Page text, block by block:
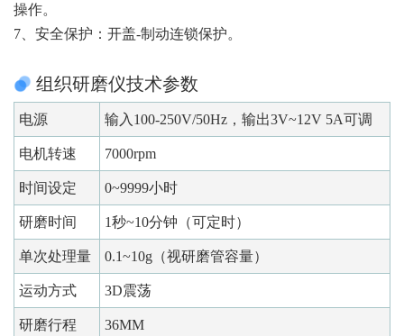
操作。
7、安全保护：开盖-制动连锁保护。
组织研磨仪技术参数
电源 输入100-250V/50Hz，输出3V~12V 5A可调
电机转速 7000rpm
时间设定 0~9999小时
研磨时间 1秒~10分钟（可定时）
单次处理量 0.1~10g（视研磨管容量）
运动方式 3D震荡
研磨行程 36MM